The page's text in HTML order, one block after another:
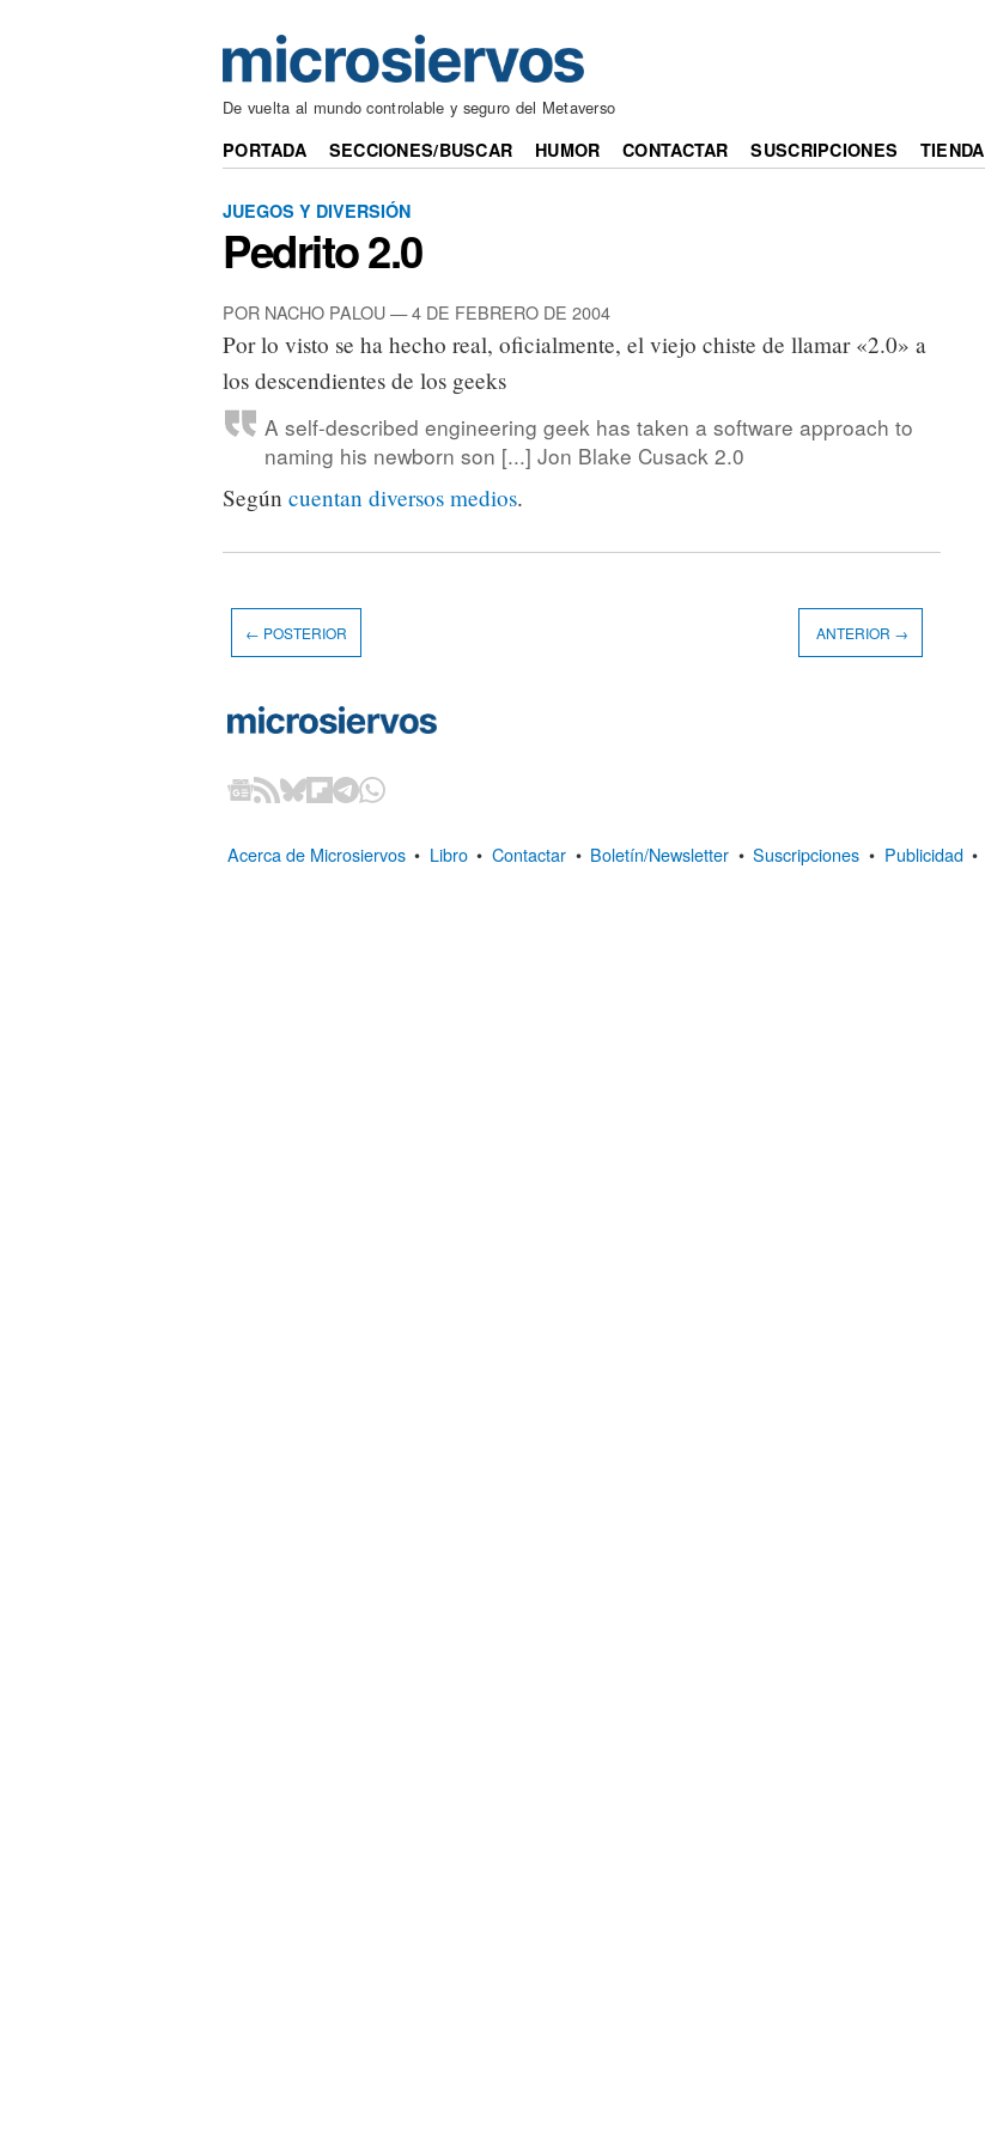
De vuelta al mundo controlable y seguro del Metaverso
PORTADA SECCIONES/BUSCAR HUMOR CONTACTAR SUSCRIPCIONES TIENDA
JUEGOS Y DIVERSIÓN
Pedrito 2.0
POR NACHO PALOU — 4 DE FEBRERO DE 2004
Por lo visto se ha hecho real, oficialmente, el viejo chiste de llamar «2.0» a
los descendientes de los geeks
A self-described engineering geek has taken a software approach to
naming his newborn son [...] Jon Blake Cusack 2.0
Según cuentan diversos medios.
← POSTERIOR ANTERIOR →
Acerca de Microsiervos • Libro • Contactar • Boletín/Newsletter • Suscripciones • Publicidad •